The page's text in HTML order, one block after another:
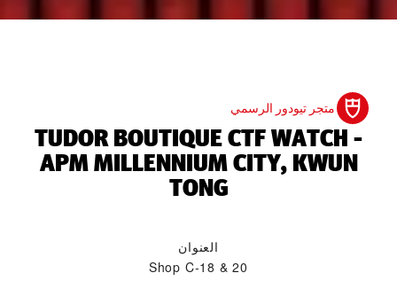
متجر تيودور الرسمي
‭TUDOR BOUTIQUE CTF WATCH -
APM MILLENNIUM CITY, KWUN
TONG‬
العنوان
Shop C-18 & 20